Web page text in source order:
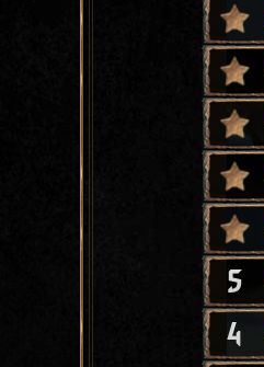
5
4